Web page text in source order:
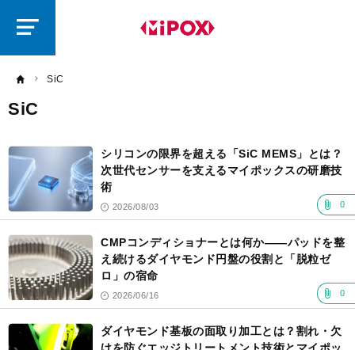
SiC
SiC
シリコンの限界を超える「SiC MEMS」とは？
次世代センサーを支えるマイポックスの研磨技
術
2026/08/03 0
CMPコンディショナーとは何か――パッドを整
え続けるダイヤモンド円盤の役割と「脱粒ゼ
ロ」の宿命
2026/06/16 0
ダイヤモンド基板の面取り加工とは？割れ・欠